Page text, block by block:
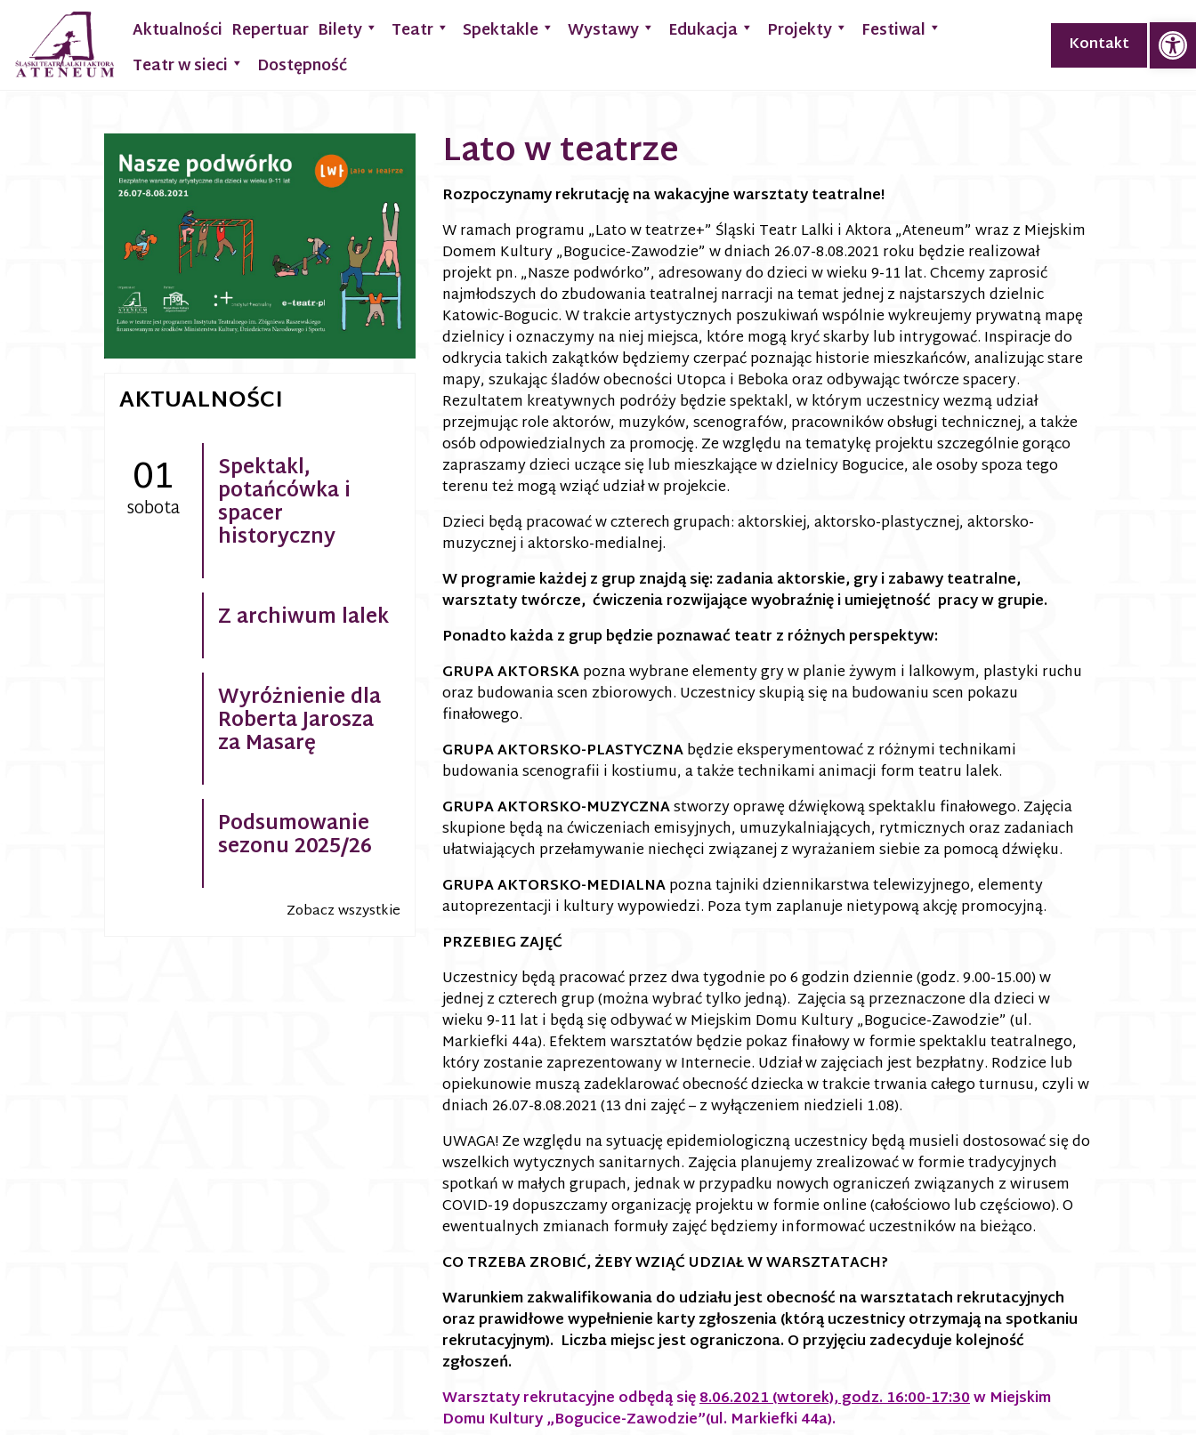
Aktualności Repertuar Bilety Teatr Spektakle Wystawy Edukacja Projekty
Festiwal
Teatr w sieci
Dostępność
Kontakt
Lato w teatrze
Rozpoczynamy rekrutację na wakacyjne warsztaty teatralne!
W ramach programu „Lato w teatrze+” Śląski Teatr Lalki i Aktora „Ateneum” wraz z Miejskim
Domem Kultury „Bogucice-Zawodzie” w dniach 26.07-8.08.2021 roku będzie realizował
projekt pn. „Nasze podwórko”, adresowany do dzieci w wieku 9-11 lat. Chcemy zaprosić
najmłodszych do zbudowania teatralnej narracji na temat jednej z najstarszych dzielnic
Katowic-Bogucic. W trakcie artystycznych poszukiwań wspólnie wykreujemy prywatną mapę
dzielnicy i oznaczymy na niej miejsca, które mogą kryć skarby lub intrygować. Inspiracje do
odkrycia takich zakątków będziemy czerpać poznając historie mieszkańców, analizując stare
mapy, szukając śladów obecności Utopca i Beboka oraz odbywając twórcze spacery.
Rezultatem kreatywnych podróży będzie spektakl, w którym uczestnicy wezmą udział
przejmując role aktorów, muzyków, scenografów, pracowników obsługi technicznej, a także
osób odpowiedzialnych za promocję. Ze względu na tematykę projektu szczególnie gorąco
zapraszamy dzieci uczące się lub mieszkające w dzielnicy Bogucice, ale osoby spoza tego
terenu też mogą wziąć udział w projekcie.
Dzieci będą pracować w czterech grupach: aktorskiej, aktorsko-plastycznej, aktorsko-
muzycznej i aktorsko-medialnej.
W programie każdej z grup znajdą się: zadania aktorskie, gry i zabawy teatralne,
warsztaty twórcze, ćwiczenia rozwijające wyobraźnię i umiejętność pracy w grupie.
Ponadto każda z grup będzie poznawać teatr z różnych perspektyw:
GRUPA AKTORSKApozna wybrane elementy gry w planie żywym i lalkowym, plastyki ruchu
oraz budowania scen zbiorowych. Uczestnicy skupią się na budowaniu scen pokazu
finałowego.
GRUPA AKTORSKO-PLASTYCZNAbędzie eksperymentować z różnymi technikami
budowania scenografii i kostiumu, a także technikami animacji form teatru lalek.
GRUPA AKTORSKO-MUZYCZNAstworzy oprawę dźwiękową spektaklu finałowego. Zajęcia
skupione będą na ćwiczeniach emisyjnych, umuzykalniających, rytmicznych oraz zadaniach
ułatwiających przełamywanie niechęci związanej z wyrażaniem siebie za pomocą dźwięku.
GRUPA AKTORSKO-MEDIALNApozna tajniki dziennikarstwa telewizyjnego, elementy
autoprezentacji i kultury wypowiedzi. Poza tym zaplanuje nietypową akcję promocyjną.
PRZEBIEG ZAJĘĆ
Uczestnicy będą pracować przez dwa tygodnie po 6 godzin dziennie (godz. 9.00-15.00) w
jednej z czterech grup (można wybrać tylko jedną). Zajęcia są przeznaczone dla dzieci w
wieku 9-11 lat i będą się odbywać w Miejskim Domu Kultury „Bogucice-Zawodzie” (ul.
Markiefki 44a). Efektem warsztatów będzie pokaz finałowy w formie spektaklu teatralnego,
który zostanie zaprezentowany w Internecie. Udział w zajęciach jest bezpłatny. Rodzice lub
opiekunowie muszą zadeklarować obecność dziecka w trakcie trwania całego turnusu, czyli w
dniach 26.07-8.08.2021 (13 dni zajęć – z wyłączeniem niedzieli 1.08).
UWAGA! Ze względu na sytuację epidemiologiczną uczestnicy będą musieli dostosować się do
wszelkich wytycznych sanitarnych. Zajęcia planujemy zrealizować w formie tradycyjnych
spotkań w małych grupach, jednak w przypadku nowych ograniczeń związanych z wirusem
COVID-19 dopuszczamy organizację projektu w formie online (całościowo lub częściowo). O
ewentualnych zmianach formuły zajęć będziemy informować uczestników na bieżąco.
CO TRZEBA ZROBIĆ, ŻEBY WZIĄĆ UDZIAŁ W WARSZTATACH?
Warunkiem zakwalifikowania do udziału jest obecność na warsztatach rekrutacyjnych
oraz prawidłowe wypełnienie karty zgłoszenia (którą uczestnicy otrzymają na spotkaniu
rekrutacyjnym). Liczba miejsc jest ograniczona. O przyjęciu zadecyduje kolejność
zgłoszeń.
Warsztaty rekrutacyjne odbędą się8.06.2021 (wtorek), godz. 16:00-17:30w Miejskim
Domu Kultury „Bogucice-Zawodzie”(ul. Markiefki 44a).
AKTUALNOŚCI
01
sobota
Spektakl,
potańcówka i
spacer
historyczny
Z archiwum lalek
Wyróżnienie dla
Roberta Jarosza
za Masarę
Podsumowanie
sezonu 2025/26
Zobacz wszystkie